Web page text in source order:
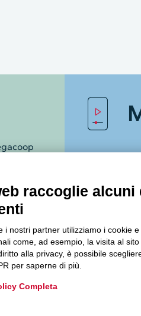
Accedi a
raccoglie alcuni
i nostri partner utilizziamo i cookie
come, ad esempio, la visita al
alla privacy, è possibile
per saperne di più.
Completa